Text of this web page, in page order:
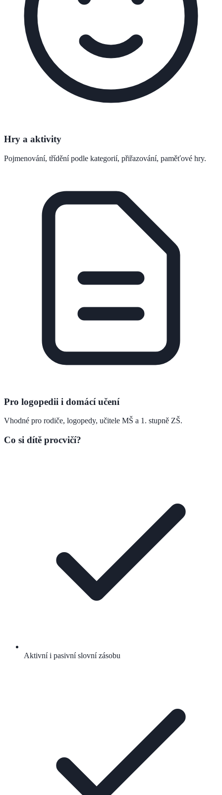
Hry a aktivity
Pojmenování, třídění podle kategorií, přiřazování, paměťové hry.
Pro logopedii i domácí učení
Vhodné pro rodiče, logopedy, učitele MŠ a 1. stupně ZŠ.
Co si dítě procvičí?
Aktivní i pasivní slovní zásobu